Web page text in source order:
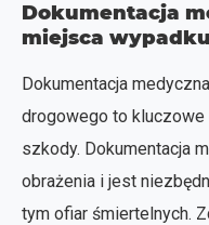
Dokumentacja
miejsca wypadku
Dokumentacja
drogowego to
szkody. Dokumentacja
obrażenia i jest
tym ofiar śmiertelnych.